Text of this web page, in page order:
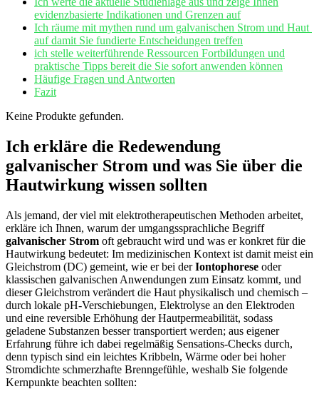
evidenzbasierte Indikationen und Grenzen auf
Ich räume mit mythen rund um galvanischen Strom und Haut ​
auf damit ⁤Sie fundierte Entscheidungen treffen
ich stelle weiterführende Ressourcen Fortbildungen und
praktische Tipps bereit die Sie sofort anwenden können
Häufige Fragen und Antworten
Fazit
Keine Produkte gefunden.
Ich erkläre die‍ Redewendung
⁤galvanischer Strom und was Sie über die
Hautwirkung‍ wissen sollten
Als jemand, der viel mit elektrotherapeutischen Methoden arbeitet,
erkläre ich‍ Ihnen, warum der umgangssprachliche Begriff
galvanischer Strom oft gebraucht wird und was er konkret für die‌
Hautwirkung bedeutet: Im medizinischen ⁢Kontext ist damit meist ein
Gleichstrom (DC) gemeint, wie er bei derIontophorese oder
klassischen galvanischen Anwendungen zum Einsatz kommt, und
dieser Gleichstrom verändert die⁤ Haut physikalisch und chemisch –
durch lokale pH-Verschiebungen, Elektrolyse an den Elektroden
und eine reversible Erhöhung der Hautpermeabilität, sodass
geladene Substanzen besser transportiert werden; aus eigener ​
Erfahrung führe ich dabei ​regelmäßig⁤ Sensations-Checks durch,
denn typisch ⁢sind ein⁢ leichtes Kribbeln,​ Wärme oder‌ bei hoher
Stromdichte schmerzhafte Brenngefühle, weshalb Sie folgende
Kernpunkte beachten sollten: